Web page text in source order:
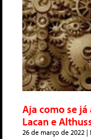
Aja como se
Lacan e
26 de março de 2022